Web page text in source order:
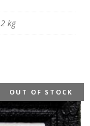
2 kg
OUT OF STOCK